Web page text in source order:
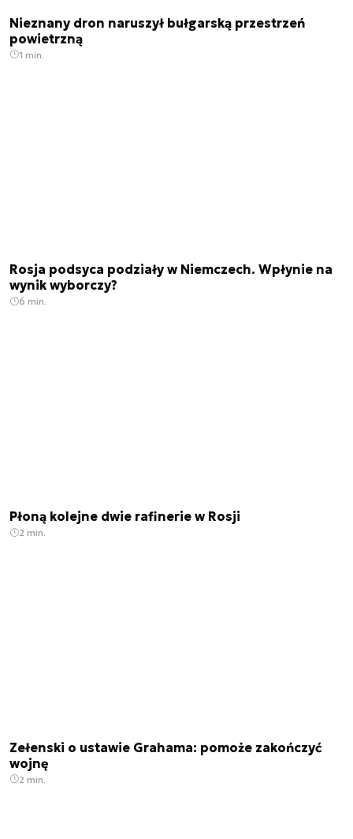
Nieznany dron naruszył bułgarską przestrzeń
powietrzną
1 min.
Rosja podsyca podziały w Niemczech. Wpłynie na
wynik wyborczy?
6 min.
Płoną kolejne dwie rafinerie w Rosji
2 min.
Zełenski o ustawie Grahama: pomoże zakończyć
wojnę
2 min.